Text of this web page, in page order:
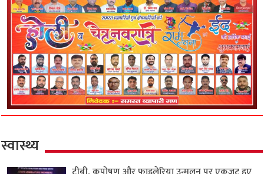
स्वास्थ्य